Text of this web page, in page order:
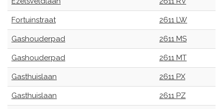
Fortuinstraat 2611 LW
Gashouderpad 2611 MS
Gashouderpad 2611 MT
Gasthuislaan 2611 PX
Gasthuislaan 2611 PZ